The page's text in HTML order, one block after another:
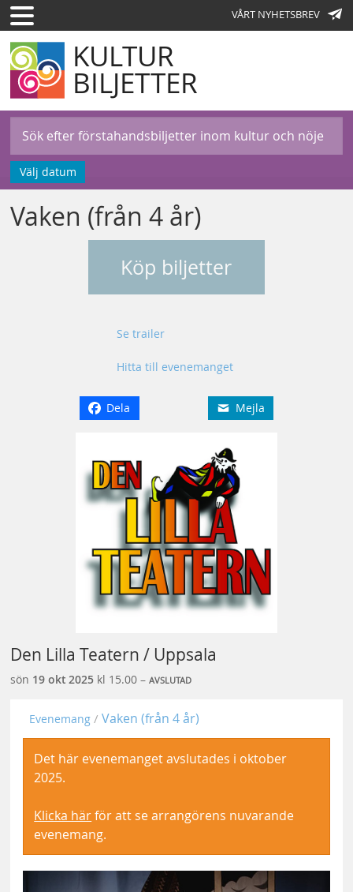
VÅRT NYHETSBREV
KULTUR
BILJETTER
Välj datum
Vaken (från 4 år)
Köp biljetter
Se trailer
Hitta till evenemanget
Dela Mejla
Den Lilla Teatern / Uppsala
sön 19 okt2025kl 15.00 – AVSLUTAD
Evenemang Vaken (från 4 år)
Det här evenemanget avslutades i oktober
2025.
Klicka härför att se arrangörens nuvarande
evenemang.